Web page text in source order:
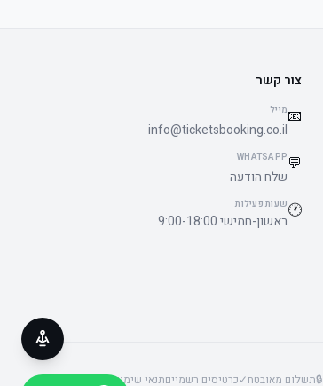
צור קשר
📧מייל
info@ticketsbooking.co.il
💬
WHATSAPP
שלח הודעה
🕐שעות פעילות
ראשון-חמישי 9:00-18:00
🔒תשלום מאובטח✓כרטיסים רשמייםתנאי שימושפרטיותנגישות